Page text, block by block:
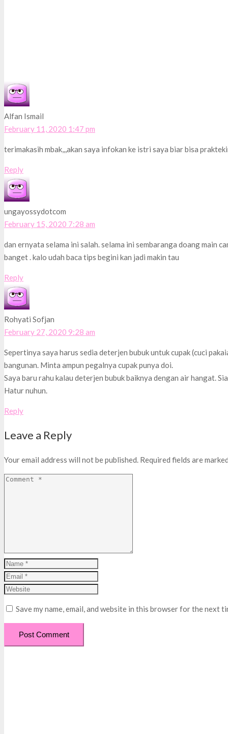
Alfan Ismail
February 11, 2020 1:47 pm
terimakasih mbak,,,akan saya infokan ke istri saya biar bisa
Reply
ungayossydotcom
February 15, 2020 7:28 am
dan ernyata selama ini salah. selama ini sembaranga doang main
banget . kalo udah baca tips begini kan jadi makin tau
Reply
Rohyati Sofjan
February 27, 2020 9:28 am
Sepertinya saya harus sedia deterjen bubuk untuk cupak (cuci
bangunan. Minta ampun pegalnya cupak punya doi.
Saya baru rahu kalau deterjen bubuk baiknya dengan air hangat.
Hatur nuhun.
Reply
Leave a Reply
Your email address will not be published. Required fields are
Save my name, email, and website in this browser for the next
Post Comment